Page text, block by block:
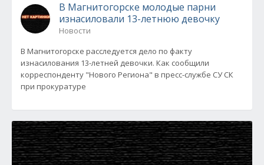
В Магнитогорске молодые парни
изнасиловали 13-летнюю девочку
Новости
В Магнитогорске расследуется дело по факту
изнасилования 13-летней девочки. Как сообщили
корреспонденту "Нового Региона" в пресс-службе СУ СК
при прокуратуре